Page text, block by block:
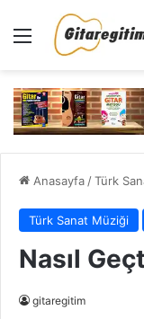
Menü
Anasayfa /Türk
Türk Sanat Müziği
Nasıl
gitaregitim